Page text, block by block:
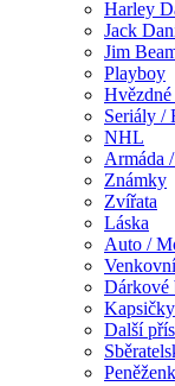
Harley
Jack
Jim
Playboy
Seriály /
NHL
Armáda
Známky
Zvířata
Láska
Auto /
Venkovní
Dárkové
Kapsičky
Další